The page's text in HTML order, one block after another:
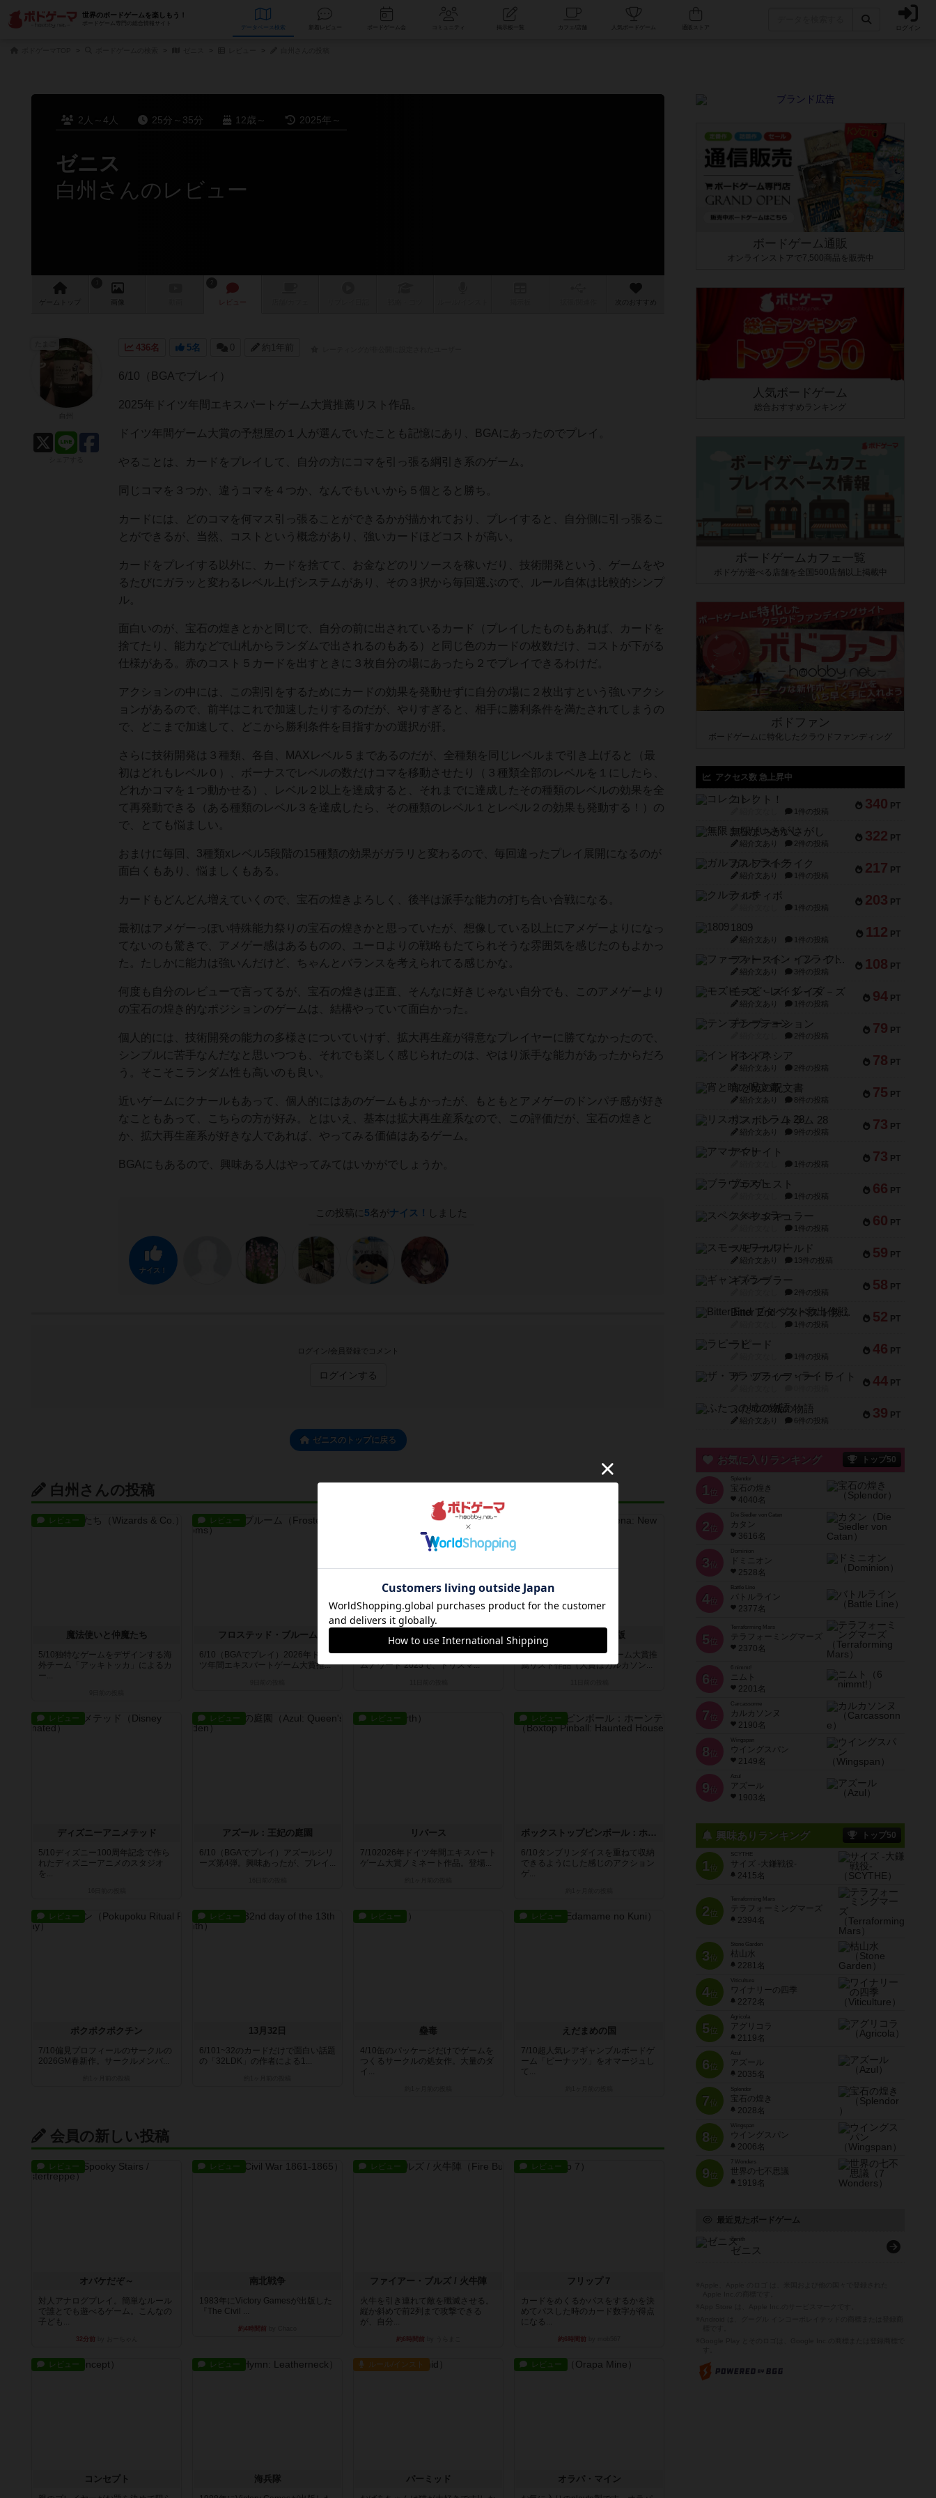
世界のボードゲームを楽しもう！
ボードゲーム専門の総合情報サイト
データベース コミュニティ 人気ボードゲーム ログイン
2人～4人 25分～35分 12歳～ 2025年～
ゼニス
白州さんのレビュー
ゲーム 画像 レビュー 次のおすすめ
436名 5名 0 約1年前
6/10（BGAでプレイ）
2025年ドイツ年間エキスパートゲーム大賞推薦リスト作品。
ドイツ年間ゲーム大賞の予想屋の１人が選んでいたことも記憶にあり、BGAにあったのでプレイ。
やることは、カードをプレイして、自分の方にコマを引っ張る綱引き系のゲーム。
同じコマを３つか、違うコマを４つか、なんでもいいから５個とると勝ち。
カードには、どのコマを何マス引っ張ることができるかが描かれており、プレイすると、自分側に引っ張るこ
とができるが、当然、コストという概念があり、強いカードほどコストが高い。
カードをプレイする以外に、カードを捨てて、お金などのリソースを稼いだり、技術開発という、ゲームをや
るたびにガラッと変わるレベル上げシステムがあり、その３択から毎回選ぶので、ルール自体は比較的シンプ
ル。
面白いのが、宝石の煌きとかと同じで、自分の前に出されているカード（プレイしたものもあれば、カードを
捨てたり、能力などで山札からランダムで出されるのもある）と同じ色のカードの枚数だけ、コストが下がる
仕様がある。赤のコスト５カードを出すときに３枚自分の場にあったら２でプレイできるわけだ。
アクションの中には、この割引をするためにカードの効果を発動せずに自分の場に２枚出すという強いアクシ
ョンがあるので、前半はこれで加速したりするのだが、やりすぎると、相手に勝利条件を満たされてしまうの
で、どこまで加速して、どこから勝利条件を目指すかの選択が肝。
さらに技術開発は３種類、各自、MAXレベル５まであるのだが、全種類を同じレベルまで引き上げると（最
初はどれもレベル０）、ボーナスでレベルの数だけコマを移動させたり（３種類全部のレベルを１にしたら、
どれかコマを１つ動かせる）、レベル２以上を達成すると、それまでに達成したその種類のレベルの効果を全
て再発動できる（ある種類のレベル３を達成したら、その種類のレベル１とレベル２の効果も発動する！）の
で、とても悩ましい。
おまけに毎回、3種類xレベル5段階の15種類の効果がガラリと変わるので、毎回違ったプレイ展開になるのが
面白くもあり、悩ましくもある。
カードもどんどん増えていくので、宝石の煌きよろしく、後半は派手な能力の打ち合い合戦になる。
最初はアメゲーっぽい特殊能力祭りの宝石の煌きかと思っていたが、想像している以上にアメゲーよりになっ
てないのも驚きで、アメゲー感はあるものの、ユーロよりの戦略もたてられそうな雰囲気を感じたのもよかっ
た。たしかに能力は強いんだけど、ちゃんとバランスを考えられてる感じかな。
何度も自分のレビューで言ってるが、宝石の煌きは正直、そんなに好きじゃない自分でも、このアメゲーより
の宝石の煌き的なポジションのゲームは、結構やっていて面白かった。
個人的には、技術開発の能力の多様さについていけず、拡大再生産が得意なプレイヤーに勝てなかったので、
シンプルに苦手なんだなと思いつつも、それでも楽しく感じられたのは、やはり派手な能力があったからだろ
う。そこそこランダム性も高いのも良い。
近いゲームにクナールもあって、個人的にはあのゲームもよかったが、もともとアメゲーのドンパチ感が好き
なこともあって、こちらの方が好み。とはいえ、基本は拡大再生産系なので、この評価だが、宝石の煌きと
か、拡大再生産系が好きな人であれば、やってみる価値はあるゲーム。
BGAにもあるので、興味ある人はやってみてはいかがでしょうか。
この投稿に 5名がナイス！ しました
ナイス！
ログイン/会員登録でコメント
ログインする
ゼニスのトップに戻る
白州さんの投稿
レビュー
魔法使いと仲魔たち
5/10独特なゲームをデザインする海
外チーム「アッキトッカ」によるカ
ー...
レビュー
フロステッド・ブルーム
6/10（BGAでプレイ）2026年ドイ
ツ年間エキスパートゲーム大賞推...
イノシシ、カニ、フンコロガシ。
7/10ゴールデンボックス ボードゲー
ムアワード 2025で、ドリスマ...
カルタヘナ：新版
6/102001年ドイツ年間ゲーム大賞推
薦リスト作品（大賞はカルカソン...
レビュー
ディズニーアニメテッド
5/10ディズニー100周年記念で作ら
れたディズニーアニメのスタジオ
を...
レビュー
アズール：王妃の庭園
6/10（BGAでプレイ）アズールシリ
ーズ第4弾。興味あったが、プレイ...
レビュー
リバース
7/102026年ドイツ年間エキスパート
ゲーム大賞ノミネート作品。登場...
レビュー
ボックストップピンボール：ホーンテッドハウス
6/10タンブリンダイスを重ねて収納
できるようにした感じのアクション
ゲ...
レビュー
ポクポクポクチン
7/10偏見プロフィールのサークルの
2026GM春新作。サークルメンバ...
レビュー
13月32日
6/101~32のカードだけで面白い話題
の「32LDK」の作者による1...
レビュー
蠱毒
4/10缶のパッケージだけでゲームを
つくるサークルの処女作。大量のダ
イ...
レビュー
えだまめの国
7/10超人気レアギャンブルボードゲ
ーム「ピーナッツ」をオマージュし
て...
会員の新しい投稿
レビュー
オバケだぞ～
対人アナログプレイ。簡単なルール
で誰とでも遊べるゲーム。こんなの
子ども...
32分前
レビュー
南北戦争
1983年にVictory Gamesが出版した
『The Civil ...
約4時間前
レビュー
ファイアー・ブルズ / 火牛陣
火牛を引き連れて敵を殲滅させる。
縦か斜めで前2列まで攻撃できる
が、自分...
約6時間前
レビュー
フリップ７
カードをめくるかパスをするかを決
めてパスした時のカード数字が得点
になる...
約6時間前
レビュー
コンセプト
レビュー
海兵隊
ルール/インスト
パーミッド
レビュー
オラパ・マイン
ボードゲーム通販
オンラインストアで7,500商品を販売中
人気ボードゲーム
総合おすすめランキング
ボードゲームカフェ一覧
ボドゲが遊べる店舗を全国500店舗以上掲載中
ボドファン
ボードゲームに特化したクラウドファンディング
アクセス数 急上昇中
340 PT
コレクト！
1件の投稿
322 PT
無限まちがいさがし
紹介文あり 2件の投稿
217 PT
ガルフストライク
紹介文あり 1件の投稿
203 PT
クルティボ
1件の投稿
112 PT
1809
紹介文あり 1件の投稿
108 PT
ファースト・イン・フライト
紹介文あり 3件の投稿
94 PT
モズビ－ズ・レイダ－ズ
紹介文あり 1件の投稿
79 PT
テンプテーション
2件の投稿
78 PT
インドネシア
紹介文あり 2件の投稿
75 PT
宵と暁の呪文書
紹介文あり 8件の投稿
73 PT
リスボン・トラム 28
紹介文あり 9件の投稿
73 PT
アマナイト
1件の投稿
66 PT
ブラヴェスト
1件の投稿
60 PT
スペクタキュラー
1件の投稿
59 PT
スモールワールド
紹介文あり 13件の投稿
58 PT
ギャンブラー
2件の投稿
52 PT
Bitter End ブタペスト救出作戦
1件の投稿
46 PT
ラピード
1件の投稿
44 PT
ザ・フラッフィー・ライト
39 PT
ふたつの城の物語
紹介文あり 6件の投稿
お気に入りランキング トップ50
1 位
宝石の煌き
4040名
2 位
Die Siedler von Catan
カタン
3616名
3 位
ドミニオン
2528名
4位
Battle Line
バトルライン
2377名
5 位
Terraforming Mars
テラフォーミングマーズ
2370名
6 位
ニムト
2201名
7 位
Carcassonne
カルカソンヌ
2190名
8 位
Wingspan
ウイングスパン
2149名
9 位
Azul
アズール
1903名
興味ありランキング トップ50
1位
SCYTHE
サイズ -大鎌戦役-
2415名
2位
Terraforming Mars
テラフォーミングマーズ
2394名
3位
Stone Garden
枯山水
2281名
4位
Viticulture
ワイナリーの四季
2272名
5位
Agricola
アグリコラ
2119名
6位
Azul
アズール
2035名
7位
宝石の煌き
2028名
8位
Wingspan
ウイングスパン
2006名
9位
7 Wonders
世界の七不思議
1919名
最近見たボードゲーム
Zenith
ゼニス